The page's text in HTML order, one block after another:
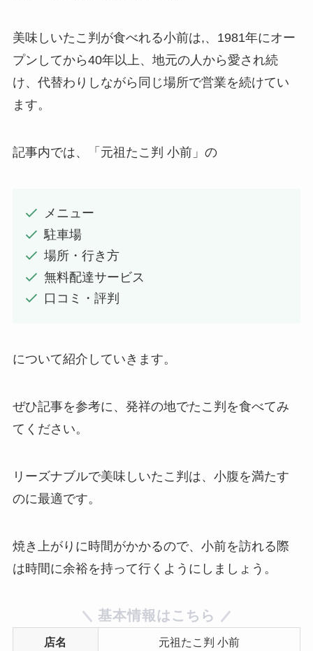
美味しいたこ判が食べれる小前は,、1981年にオー
プンしてから40年以上、地元の人から愛され続
け、代替わりしながら同じ場所で営業を続けてい
ます。
記事内では、「元祖たこ判 小前」の
メニュー
駐車場
場所・行き方
無料配達サービス
口コミ・評判
について紹介していきます。
ぜひ記事を参考に、発祥の地でたこ判を食べてみ
てください。
リーズナブルで美味しいたこ判は、小腹を満たす
のに最適です。
焼き上がりに時間がかかるので、小前を訪れる際
は時間に余裕を持って行くようにしましょう。
基本情報はこちら
店名 元祖たこ判 小前